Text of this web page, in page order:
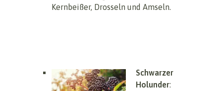
Kernbeißer, Drosseln und Amseln.
Schwarzer
Holunder: